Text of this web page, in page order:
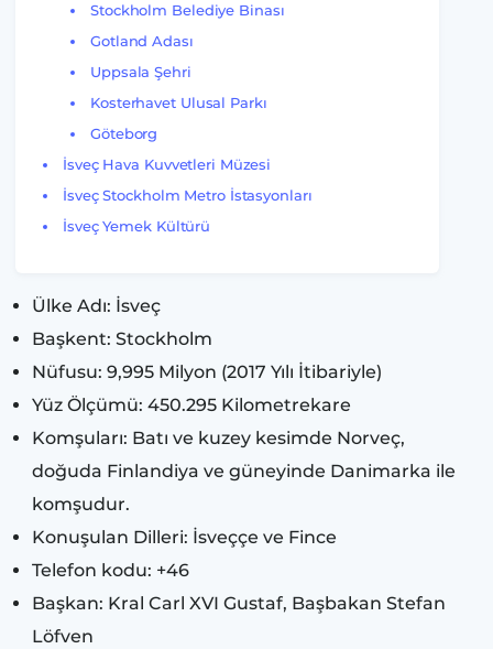
Stockholm Belediye Binası
Gotland Adası
Uppsala Şehri
Kosterhavet Ulusal Parkı
Göteborg
İsveç Hava Kuvvetleri Müzesi
İsveç Stockholm Metro İstasyonları
İsveç Yemek Kültürü
Ülke Adı: İsveç
Başkent: Stockholm
Nüfusu: 9,995 Milyon (2017 Yılı İtibariyle)
Yüz Ölçümü: 450.295 Kilometrekare
Komşuları: Batı ve kuzey kesimde Norveç,
doğuda Finlandiya ve güneyinde Danimarka ile
komşudur.
Konuşulan Dilleri: İsveççe ve Fince
Telefon kodu: +46
Başkan: Kral Carl XVI Gustaf, Başbakan Stefan
Löfven